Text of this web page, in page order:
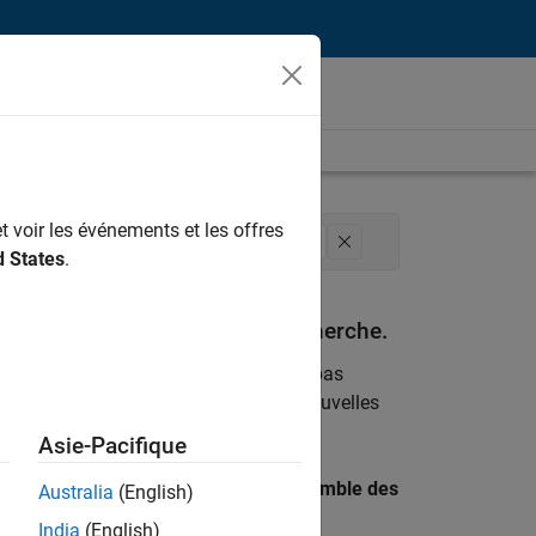
Business Model Finances et opérations
à vos critères de recherche.
. Si malgré tout vous ne trouvez pas
pour vous tenir au courant des nouvelles
par lieu pour trouver l’ensemble des
voir les événements et les offres
States.
Asie-Pacifique
Australia (English)
India (English)